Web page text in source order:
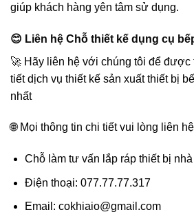
giúp khách hàng yên tâm sử dụng.
😊 Liên hệ Chỗ thiết kế dụng cụ
🚀 Hãy liên hệ với chúng tôi để được
tiết dịch vụ thiết kế sản xuất thiết bị
nhất
🌐 Mọi thông tin chi tiết vui lòng liên
Chỗ làm tư vấn lắp ráp thiết bị
Điện thoại: 077.77.77.317
Email: cokhiaio@gmail.com